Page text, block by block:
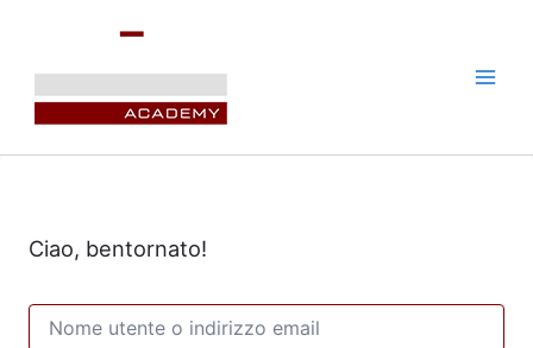
contenuto
Ciao, bentornato!